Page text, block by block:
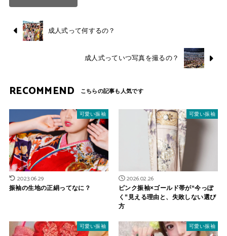
成人式って何するの？
成人式っていつ写真を撮るの？
RECOMMEND
可愛い振袖
2023.06.29
振袖の生地の正絹ってなに？
可愛い振袖
2026.02.26
ピンク振袖×ゴールド帯が“今っぽ
く”見える理由と、失敗しない選び
方
可愛い振袖 可愛い振袖